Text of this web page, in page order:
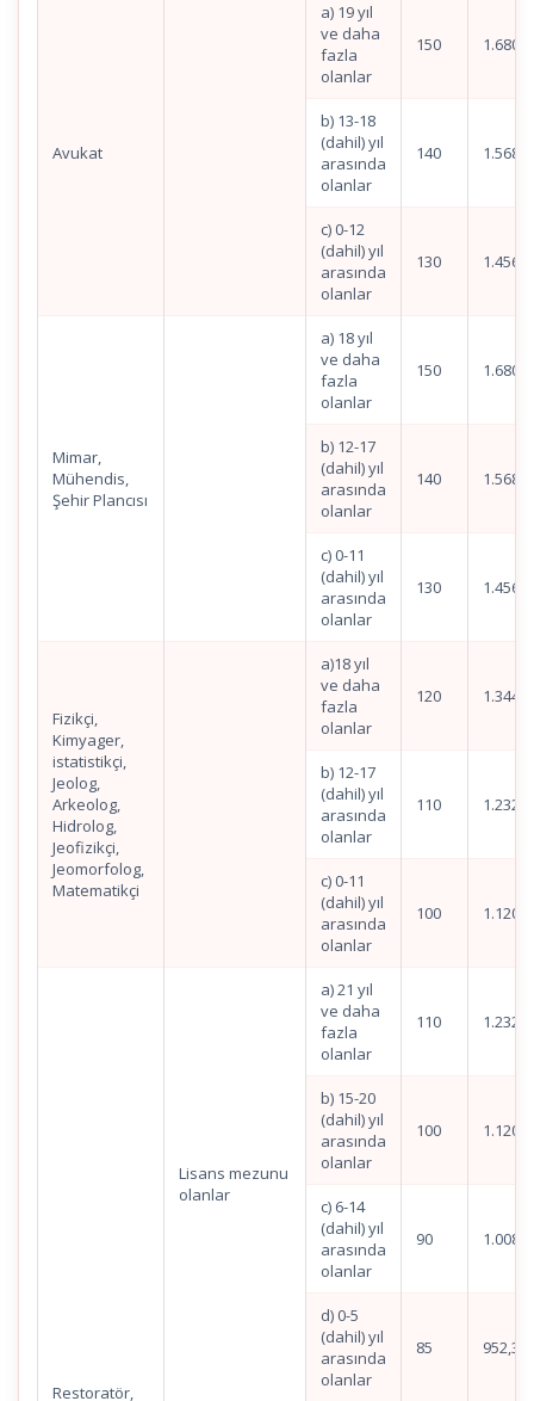
Avukat
a) 19 yıl
ve daha
fazla
olanlar
150
b) 13-18
(dahil) yıl
arasında
olanlar
140
c) 0-12
(dahil) yıl
arasında
olanlar
130
Mimar,
Mühendis,
Şehir Plancısı
a) 18 yıl
ve daha
fazla
olanlar
150
b) 12-17
(dahil) yıl
arasında
olanlar
140
c) 0-11
(dahil) yıl
arasında
olanlar
130
Fizikçi,
Kimyager,
istatistikçi,
Jeolog,
Arkeolog,
Hidrolog,
Jeofizikçi,
Jeomorfolog,
Matematikçi
a)18 yıl
ve daha
fazla
olanlar
120
b) 12-17
(dahil) yıl
arasında
olanlar
110
c) 0-11
(dahil) yıl
arasında
olanlar
100
Restoratör,
Lisans mezunu
olanlar
a) 21 yıl
ve daha
fazla
olanlar
110
b) 15-20
(dahil) yıl
arasında
olanlar
100
c) 6-14
(dahil) yıl
arasında
olanlar
90
d) 0-5
(dahil) yıl
arasında
olanlar
85 952,37